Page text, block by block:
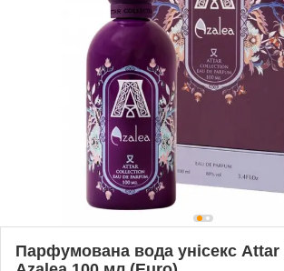
Парфумована вода унісекс